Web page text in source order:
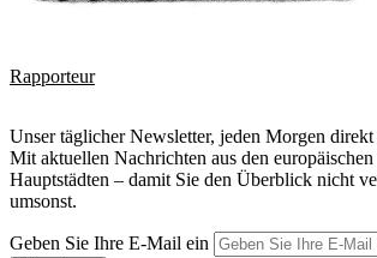
Rapporteur
Unser täglicher Newsletter, jeden Morgen
Mit aktuellen Nachrichten aus den
Hauptstädten – damit Sie den Überblick nicht
umsonst.
Geben Sie Ihre E-Mail ein